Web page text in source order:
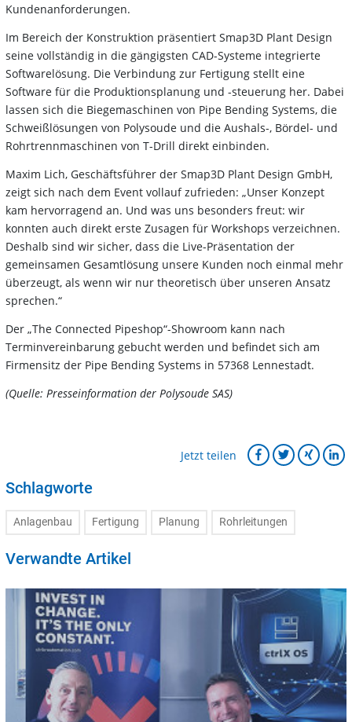
Kundenanforderungen.
Im Bereich der Konstruktion präsentiert Smap3D Plant Design
seine vollständig in die gängigsten CAD-Systeme integrierte
Softwarelösung. Die Verbindung zur Fertigung stellt eine
Software für die Produktionsplanung und -steuerung her. Dabei
lassen sich die Biegemaschinen von Pipe Bending Systems, die
Schweißlösungen von Polysoude und die Aushals-, Bördel- und
Rohrtrennmaschinen von T-Drill direkt einbinden.
Maxim Lich, Geschäftsführer der Smap3D Plant Design GmbH,
zeigt sich nach dem Event vollauf zufrieden: „Unser Konzept
kam hervorragend an. Und was uns besonders freut: wir
konnten auch direkt erste Zusagen für Workshops verzeichnen.
Deshalb sind wir sicher, dass die Live-Präsentation der
gemeinsamen Gesamtlösung unsere Kunden noch einmal mehr
überzeugt, als wenn wir nur theoretisch über unseren Ansatz
sprechen.“
Der „The Connected Pipeshop“-Showroom kann nach
Terminvereinbarung gebucht werden und befindet sich am
Firmensitz der Pipe Bending Systems in 57368 Lennestadt.
(Quelle: Presseinformation der Polysoude SAS)
Jetzt teilen
Schlagworte
Anlagenbau Fertigung Planung Rohrleitungen
Verwandte Artikel